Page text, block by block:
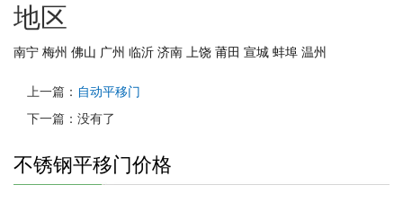
地区
南宁 梅州 佛山 广州 临沂 济南 上饶 莆田 宣城 蚌埠 温州
上一篇： 自动平移门
下一篇：没有了
不锈钢平移门价格